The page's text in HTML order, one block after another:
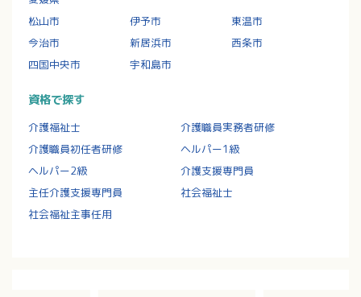
松山市
伊予市
東温市
今治市
新居浜市
西条市
四国中央市
宇和島市
資格で探す
介護福祉士
介護職員実務者研修
介護職員初任者研修
ヘルパー1級
ヘルパー2級
介護支援専門員
主任介護支援専門員
社会福祉士
社会福祉主事任用